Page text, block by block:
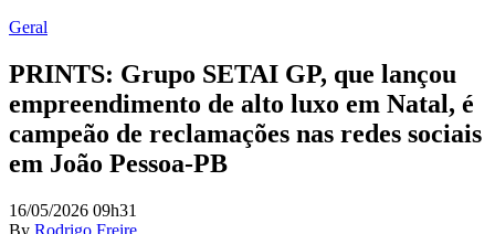
Geral
PRINTS: Grupo SETAI GP, que lançou
empreendimento de alto luxo em Natal, é
campeão de reclamações nas redes sociais
em João Pessoa-PB
16/05/2026 09h31
By Rodrigo Freire